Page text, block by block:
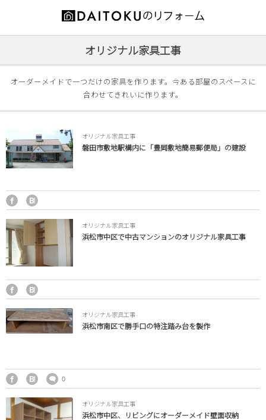
オリジナル家具工事
オーダーメイドで一つだけの家具を作ります。今ある部屋のスペースに
合わせてきれいに作ります。
オリジナル家具工事
磐田市敷地駅構内に「豊岡敷地簡易郵便局」の建設
オリジナル家具工事
浜松市中区で中古マンションのオリジナル家具工事
オリジナル家具工事
浜松市南区で勝手口の特注踏み台を製作
0
オリジナル家具工事
浜松市中区、リビングにオーダーメイド壁面収納
増築・改築
キッチン
内装
浴室
洗面所
オリジナル家具
給湯器
代表ご挨拶
スタッフ紹介
営業エリア
工事の流れ
リフォームの前に
オススメ商品